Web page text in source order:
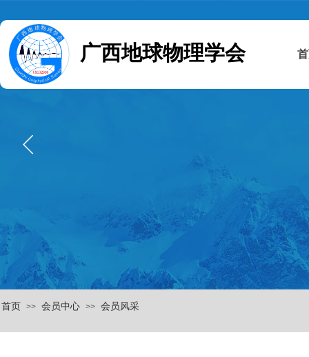
广西地球物理学会
首页 >> 会员中心 >> 会员风采